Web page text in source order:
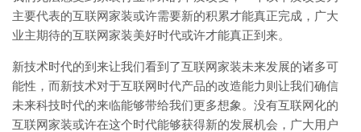
主要代表的互联网家装或许需要新的积累才能真正完成，广大
业主期待的互联网家装美好时代或许才能真正到来。
新技术时代的到来让我们看到了互联网家装未来发展的诸多可
能性，而新技术对于互联网时代产品的改造能力则让我们确信
未来科技时代的来临能够带给我们更多想象。没有互联网化的
互联网家装或许在这个时代能够获得新的发展机会，广大用户